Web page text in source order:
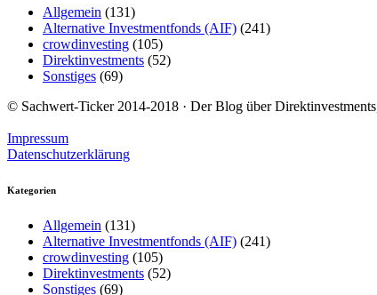
Allgemein (131)
Alternative Investmentfonds (AIF) (241)
crowdinvesting (105)
Direktinvestments (52)
Sonstiges (69)
© Sachwert-Ticker 2014-2018 · Der Blog über
Impressum
Datenschutzerklärung
Kategorien
Allgemein (131)
Alternative Investmentfonds (AIF) (241)
crowdinvesting (105)
Direktinvestments (52)
Sonstiges (69)